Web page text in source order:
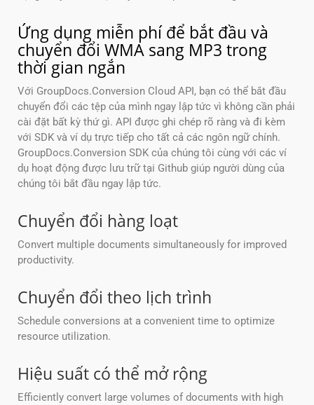
Ứng dụng miễn phí để bắt đầu và
chuyển đổi WMA sang MP3 trong
thời gian ngắn
Với GroupDocs.Conversion Cloud API, bạn có thể bắt đầu
chuyển đổi các tệp của mình ngay lập tức vì không cần phải
cài đặt bất kỳ thứ gì. API được ghi chép rõ ràng và đi kèm
với SDK và ví dụ trực tiếp cho tất cả các ngôn ngữ chính.
GroupDocs.Conversion SDK của chúng tôi cùng với các ví
dụ hoạt động được lưu trữ tại Github giúp người dùng của
chúng tôi bắt đầu ngay lập tức.
Chuyển đổi hàng loạt
Convert multiple documents simultaneously for improved
productivity.
Chuyển đổi theo lịch trình
Schedule conversions at a convenient time to optimize
resource utilization.
Hiệu suất có thể mở rộng
Efficiently convert large volumes of documents with high